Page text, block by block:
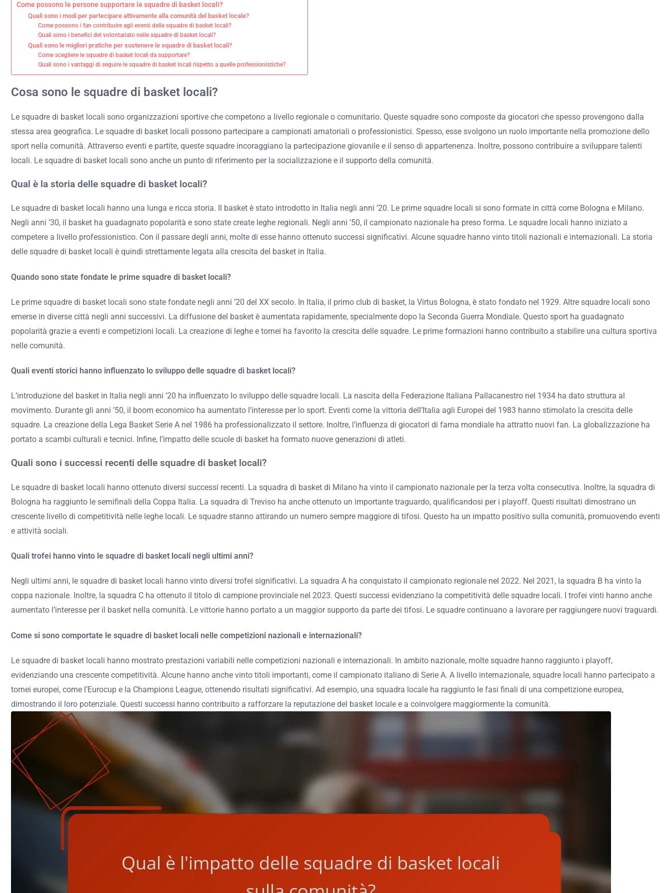
Come possono le persone supportare le squadre di basket locali?
Quali sono i modi per partecipare attivamente alla comunità del basket locale?
Come possono i fan contribuire agli eventi delle squadre di basket locali?
Quali sono i benefici del volontariato nelle squadre di basket locali?
Quali sono le migliori pratiche per sostenere le squadre di basket locali?
Come scegliere le squadre di basket locali da supportare?
Quali sono i vantaggi di seguire le squadre di basket locali rispetto a quelle professionistiche?
Cosa sono le squadre di basket locali?
Le squadre di basket locali sono organizzazioni sportive che competono a livello regionale o comunitario. Queste squadre sono composte da giocatori che spesso provengono dalla
stessa area geografica. Le squadre di basket locali possono partecipare a campionati amatoriali o professionistici. Spesso, esse svolgono un ruolo importante nella promozione dello
sport nella comunità. Attraverso eventi e partite, queste squadre incoraggiano la partecipazione giovanile e il senso di appartenenza. Inoltre, possono contribuire a sviluppare talenti
locali. Le squadre di basket locali sono anche un punto di riferimento per la socializzazione e il supporto della comunità.
Qual è la storia delle squadre di basket locali?
Le squadre di basket locali hanno una lunga e ricca storia. Il basket è stato introdotto in Italia negli anni ’20. Le prime squadre locali si sono formate in città come Bologna e Milano.
Negli anni ’30, il basket ha guadagnato popolarità e sono state create leghe regionali. Negli anni ’50, il campionato nazionale ha preso forma. Le squadre locali hanno iniziato a
competere a livello professionistico. Con il passare degli anni, molte di esse hanno ottenuto successi significativi. Alcune squadre hanno vinto titoli nazionali e internazionali. La storia
delle squadre di basket locali è quindi strettamente legata alla crescita del basket in Italia.
Quando sono state fondate le prime squadre di basket locali?
Le prime squadre di basket locali sono state fondate negli anni ’20 del XX secolo. In Italia, il primo club di basket, la Virtus Bologna, è stato fondato nel 1929. Altre squadre locali sono
emerse in diverse città negli anni successivi. La diffusione del basket è aumentata rapidamente, specialmente dopo la Seconda Guerra Mondiale. Questo sport ha guadagnato
popolarità grazie a eventi e competizioni locali. La creazione di leghe e tornei ha favorito la crescita delle squadre. Le prime formazioni hanno contribuito a stabilire una cultura sportiva
nelle comunità.
Quali eventi storici hanno influenzato lo sviluppo delle squadre di basket locali?
L’introduzione del basket in Italia negli anni ’20 ha influenzato lo sviluppo delle squadre locali. La nascita della Federazione Italiana Pallacanestro nel 1934 ha dato struttura al
movimento. Durante gli anni ’50, il boom economico ha aumentato l’interesse per lo sport. Eventi come la vittoria dell’Italia agli Europei del 1983 hanno stimolato la crescita delle
squadre. La creazione della Lega Basket Serie A nel 1986 ha professionalizzato il settore. Inoltre, l’influenza di giocatori di fama mondiale ha attratto nuovi fan. La globalizzazione ha
portato a scambi culturali e tecnici. Infine, l’impatto delle scuole di basket ha formato nuove generazioni di atleti.
Quali sono i successi recenti delle squadre di basket locali?
Le squadre di basket locali hanno ottenuto diversi successi recenti. La squadra di basket di Milano ha vinto il campionato nazionale per la terza volta consecutiva. Inoltre, la squadra di
Bologna ha raggiunto le semifinali della Coppa Italia. La squadra di Treviso ha anche ottenuto un importante traguardo, qualificandosi per i playoff. Questi risultati dimostrano un
crescente livello di competitività nelle leghe locali. Le squadre stanno attirando un numero sempre maggiore di tifosi. Questo ha un impatto positivo sulla comunità, promuovendo eventi
e attività sociali.
Quali trofei hanno vinto le squadre di basket locali negli ultimi anni?
Negli ultimi anni, le squadre di basket locali hanno vinto diversi trofei significativi. La squadra A ha conquistato il campionato regionale nel 2022. Nel 2021, la squadra B ha vinto la
coppa nazionale. Inoltre, la squadra C ha ottenuto il titolo di campione provinciale nel 2023. Questi successi evidenziano la competitività delle squadre locali. I trofei vinti hanno anche
aumentato l’interesse per il basket nella comunità. Le vittorie hanno portato a un maggior supporto da parte dei tifosi. Le squadre continuano a lavorare per raggiungere nuovi traguardi.
Come si sono comportate le squadre di basket locali nelle competizioni nazionali e internazionali?
Le squadre di basket locali hanno mostrato prestazioni variabili nelle competizioni nazionali e internazionali. In ambito nazionale, molte squadre hanno raggiunto i playoff,
evidenziando una crescente competitività. Alcune hanno anche vinto titoli importanti, come il campionato italiano di Serie A. A livello internazionale, squadre locali hanno partecipato a
tornei europei, come l’Eurocup e la Champions League, ottenendo risultati significativi. Ad esempio, una squadra locale ha raggiunto le fasi finali di una competizione europea,
dimostrando il loro potenziale. Questi successi hanno contribuito a rafforzare la reputazione del basket locale e a coinvolgere maggiormente la comunità.